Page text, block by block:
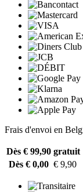
Frais d'envoi en
Dès € 99,90 gratuit
Dès € 0,00 € 9,90